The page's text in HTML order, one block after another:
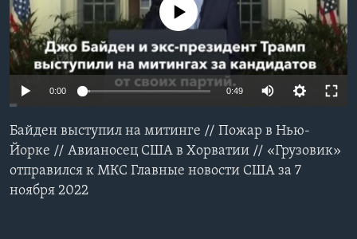
Learning English
СОЦИАЛЬНЫЕ СЕТИ
Языки
No media source currently available
0:00 0:49
Байден выступил на митинге // Пожар в Нью-
Йорке // Авианосец США в Хорватии // «Грузовик»
отправился к МКС Главные новости США за 7
ноября 2022